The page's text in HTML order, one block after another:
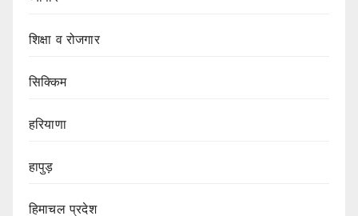
शिक्षा व रोजगार
सिक्किम
हरियाणा
हापुड़
हिमाचल प्रदेश